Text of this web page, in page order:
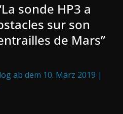
La sonde HP3 a
sur son
de Mars”
ab dem 10. März 2019 |